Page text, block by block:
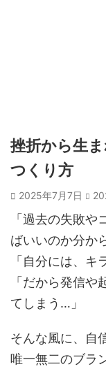
挫折から生
つくり方
2025年7月7日
「過去の失敗
ばいいのか分か
「自分には、キ
「だから発信
てしまう…」
そんな風に、自
唯一無二のブラ